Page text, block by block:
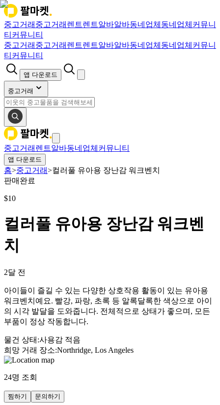
중고거래 중고거래 렌트렌트알바알바동네업체 동네업체 커뮤니
티 커뮤니티
중고거래 중고거래 렌트렌트알바알바동네업체 동네업체 커뮤니
티 커뮤니티
앱 다운로드
중고거래
중고거래 렌트알바동네업체 커뮤니티
앱 다운로드
홈>중고거래>컬러풀 유아용 장난감 워크벤치
판매완료
$10
컬러풀 유아용 장난감 워크벤
치
2달 전
아이들이 즐길 수 있는 다양한 상호작용 활동이 있는 유아용
워크벤치예요. 빨강, 파랑, 초록 등 알록달록한 색상으로 아이
의 시각 발달을 도와줍니다. 전체적으로 상태가 좋으며, 모든
부품이 정상 작동합니다.
물건 상태 :사용감 적음
희망 거래 장소:Northridge, Los Angeles
24명 조회
찜하기 문의하기